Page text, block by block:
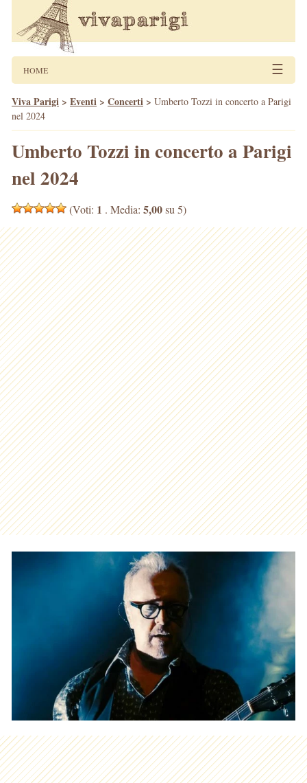
HOME ☰
Viva Parigi > Eventi > Concerti > Umberto Tozzi in concerto a Parigi
nel 2024
Umberto Tozzi in concerto a Parigi
nel 2024
(Voti: 1 . Media: 5,00su 5)